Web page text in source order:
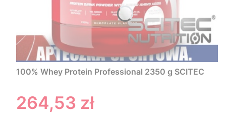
100% Whey Protein Professional 2350 g SCITEC
Cena
264,53 zł